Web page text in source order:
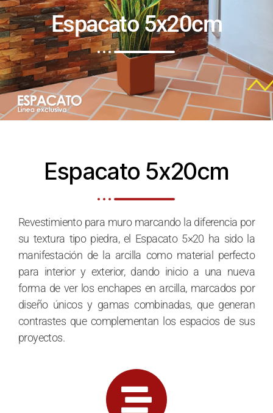
Espacato 5x20cm
Espacato 5x20cm
Revestimiento para muro marcando la diferencia por
su textura tipo piedra, el Espacato 5×20 ha sido la
manifestación de la arcilla como material perfecto
para interior y exterior, dando inicio a una nueva
forma de ver los enchapes en arcilla, marcados por
diseño únicos y gamas combinadas, que generan
contrastes que complementan los espacios de sus
proyectos.